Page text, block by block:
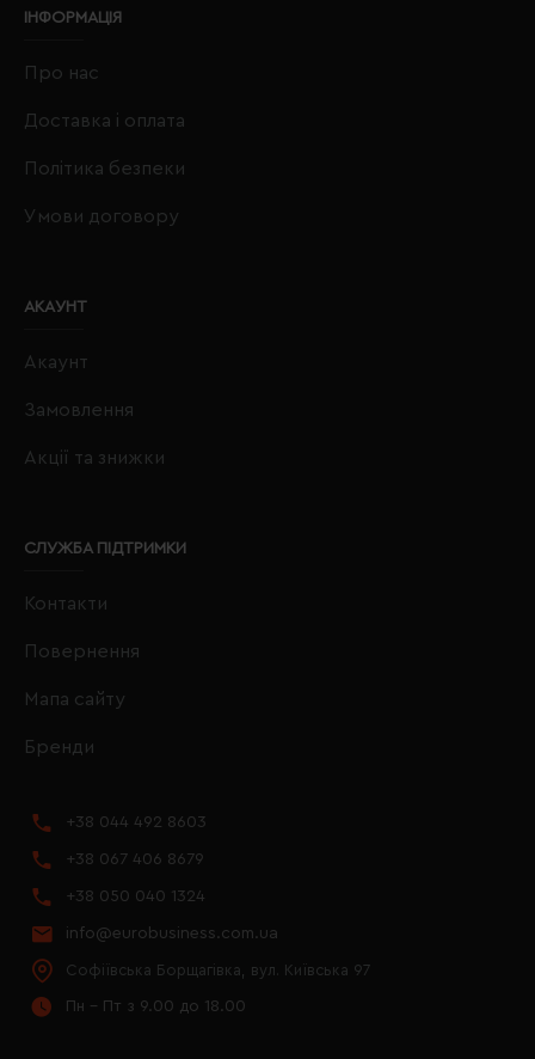
ІНФОРМАЦІЯ
Про нас
Доставка і оплата
Політика безпеки
Умови договору
АКАУНТ
Акаунт
Замовлення
Акції та знижки
СЛУЖБА ПІДТРИМКИ
Контакти
Повернення
Мапа сайту
Бренди
+38 044 492 8603
+38 067 406 8679
+38 050 040 1324
info@eurobusiness.com.ua
Софіївська Борщагівка, вул. Київська 97
Пн - Пт з 9.00 до 18.00